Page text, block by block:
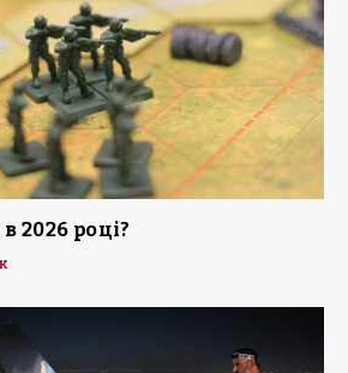
2026 році?